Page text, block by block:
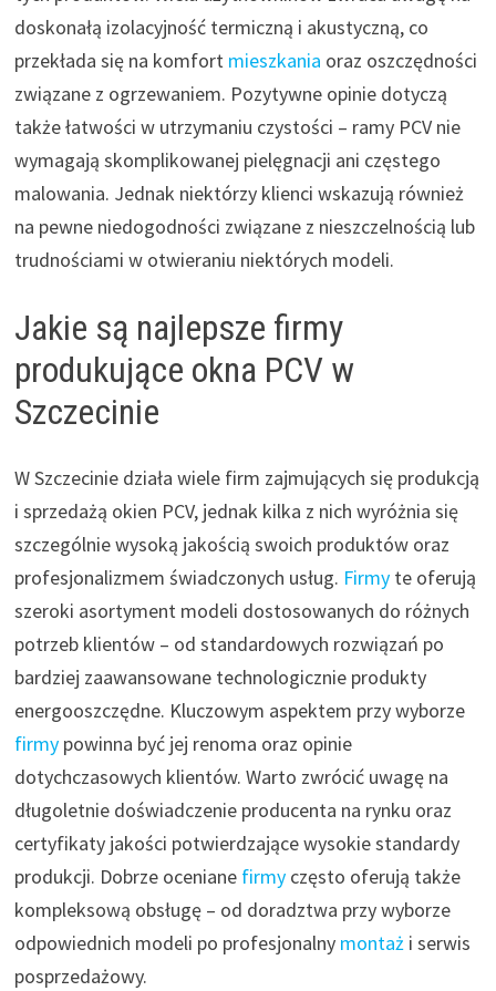
doskonałą izolacyjność termiczną i akustyczną, co
przekłada się na komfort mieszkania oraz oszczędności
związane z ogrzewaniem. Pozytywne opinie dotyczą
także łatwości w utrzymaniu czystości – ramy PCV nie
wymagają skomplikowanej pielęgnacji ani częstego
malowania. Jednak niektórzy klienci wskazują również
na pewne niedogodności związane z nieszczelnością lub
trudnościami w otwieraniu niektórych modeli.
Jakie są najlepsze firmy
produkujące okna PCV w
Szczecinie
W Szczecinie działa wiele firm zajmujących się produkcją
i sprzedażą okien PCV, jednak kilka z nich wyróżnia się
szczególnie wysoką jakością swoich produktów oraz
profesjonalizmem świadczonych usług. Firmyte oferują
szeroki asortyment modeli dostosowanych do różnych
potrzeb klientów – od standardowych rozwiązań po
bardziej zaawansowane technologicznie produkty
energooszczędne. Kluczowym aspektem przy wyborze
firmypowinna być jej renoma oraz opinie
dotychczasowych klientów. Warto zwrócić uwagę na
długoletnie doświadczenie producenta na rynku oraz
certyfikaty jakości potwierdzające wysokie standardy
produkcji. Dobrze oceniane firmyczęsto oferują także
kompleksową obsługę – od doradztwa przy wyborze
odpowiednich modeli po profesjonalny montażi serwis
posprzedażowy.